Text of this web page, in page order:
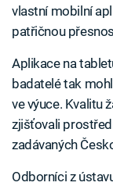
vlastní mobilní
patřičnou
Aplikace na
badatelé tak
ve výuce. Kvalitu
zjišťovali
zadávaných
Odborníci z